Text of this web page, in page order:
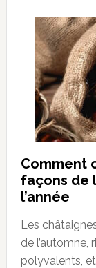
Comment
façons de
l’année
Les
de l’automne,
polyvalents,